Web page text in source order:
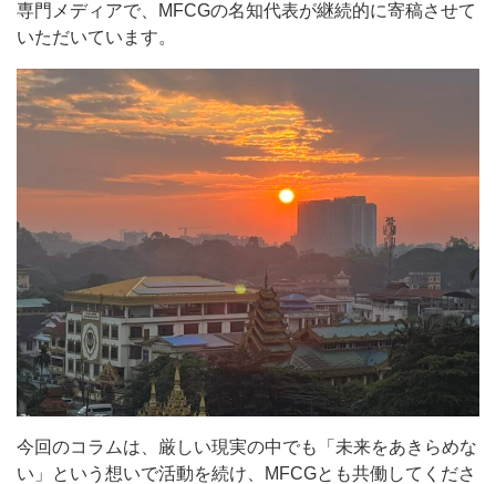
専門メディアで、MFCGの名知代表が継続的に寄稿させて
いただいています。
今回のコラムは、厳しい現実の中でも「未来をあきらめな
い」という想いで活動を続け、MFCGとも共働してくださ